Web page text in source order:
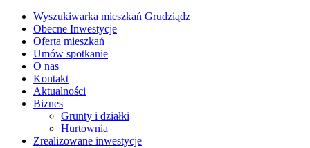
Wyszukiwarka mieszkań Grudziądz
Obecne Inwestycje
Oferta mieszkań
Umów spotkanie
O nas
Kontakt
Aktualności
Biznes
Grunty i działki
Hurtownia
Zrealizowane inwestycje